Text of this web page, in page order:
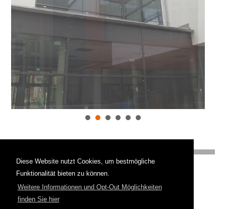
Diese Website nutzt Cookies, um bestmögliche
Funktionalität bieten zu können.
Weitere Informationen und Opt-Out Möglichkeiten
finden Sie hier
PartGmbB
Auf der Howe 17
32758 Detmold